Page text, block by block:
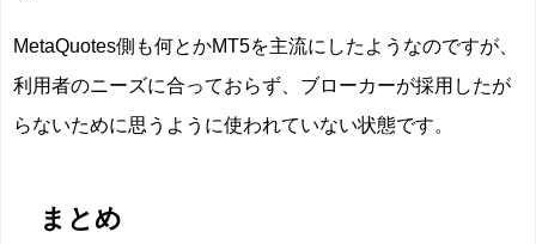
MetaQuotes側も何とかMT5を主流にしたようなのですが、
利用者のニーズに合っておらず、ブローカーが採用したが
らないために思うように使われていない状態です。
まとめ